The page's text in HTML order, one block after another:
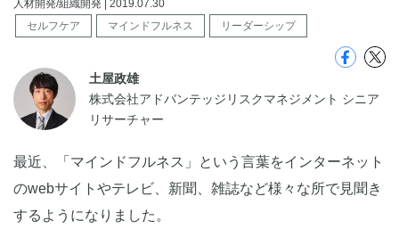
人材開発/組織開発 | 2019.07.30
セルフケア
マインドフルネス リーダーシップ
土屋政雄
株式会社アドバンテッジリスクマネジメント シニア
リサーチャー
最近、「マインドフルネス」という言葉をインターネット
のwebサイトやテレビ、新聞、雑誌など様々な所で見聞き
するようになりました。